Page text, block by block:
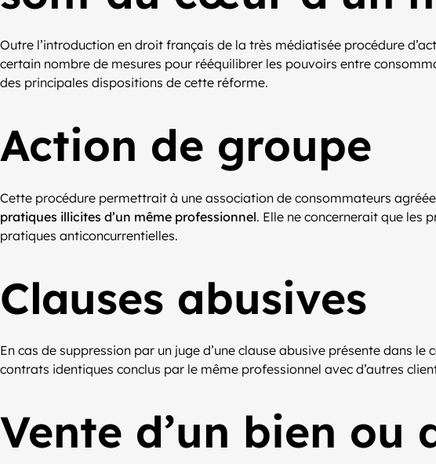
Outre l’introduction en droit français de la très médiatisée procédure
certain nombre de mesures pour rééquilibrer les pouvoirs entre
des principales dispositions de cette réforme.
Action de groupe
Cette procédure permettrait à une association de consommateurs
pratiques illicites d’un même professionnel. Elle ne concernerait que les
pratiques anticoncurrentielles.
Clauses abusives
En cas de suppression par un juge d’une clause abusive présente dans
contrats identiques conclus par le même professionnel avec d’autres
Vente d’un bien ou